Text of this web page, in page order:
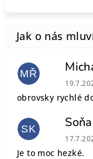
MŘ
obrovsky rychlé
SK
Je to moc hezké.